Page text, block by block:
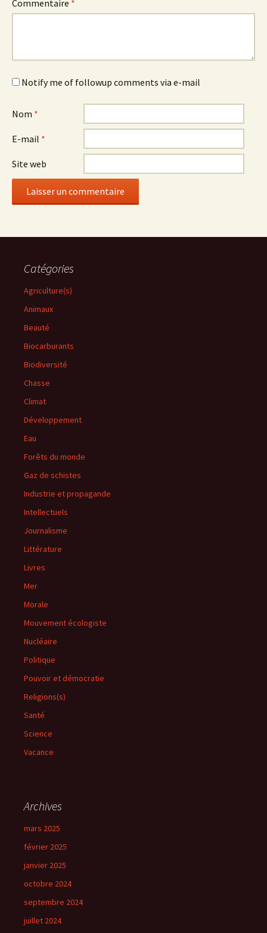
Commentaire *
Notify me of followup comments via e-mail
Nom *
E-mail *
Site web
Catégories
Agriculture(s)
Animaux
Beauté
Biocarburants
Biodiversité
Chasse
Climat
Développement
Eau
Forêts du monde
Gaz de schistes
Industrie et propagande
Intellectuels
Journalisme
Littérature
Livres
Mer
Morale
Mouvement écologiste
Nucléaire
Politique
Pouvoir et démocratie
Religions(s)
Santé
Science
Vacance
Archives
mars 2025
février 2025
janvier 2025
octobre 2024
septembre 2024
juillet 2024